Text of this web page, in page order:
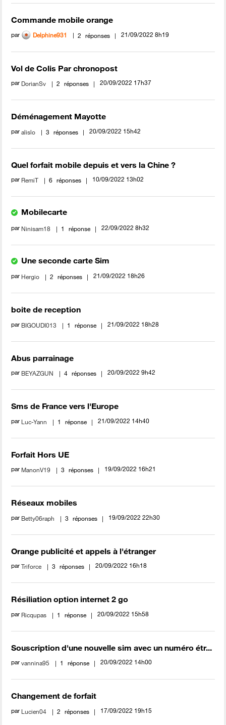
Commande mobile orange
par Delphine931 2 réponses ‎21/09/2022 8h19
Vol de Colis Par chronopost
par DorianSv 2 réponses ‎20/09/2022 17h37
Déménagement Mayotte
paralislo 3 réponses ‎20/09/2022 15h42
Quel forfait mobile depuis et vers la Chine ?
par RemiT 6 réponses ‎10/09/2022 13h02
Mobilecarte
par Ninisam18 1 réponse ‎22/09/2022 8h32
Une seconde carte Sim
par Hergio 2 réponses ‎21/09/2022 18h26
boite de reception
par BIGOUDI013 1 réponse ‎21/09/2022 18h28
Abus parrainage
par BEYAZGUN 4 réponses ‎20/09/2022 9h42
Sms de France vers l'Europe
par Luc-Yann 1 réponse ‎21/09/2022 14h40
Forfait Hors UE
par ManonV19 3 réponses ‎19/09/2022 16h21
Réseaux mobiles
par Betty06raph 3 réponses ‎19/09/2022 22h30
Orange publicité et appels à l'étranger
parTriforce 3 réponses ‎20/09/2022 16h18
Résiliation option internet 2 go
par Ricqupas 1 réponse ‎20/09/2022 15h58
Souscription d'une nouvelle sim avec un numéro étr...
parvannina95 1 réponse ‎20/09/2022 14h00
Changement de forfait
par Lucien04 2 réponses ‎17/09/2022 19h15